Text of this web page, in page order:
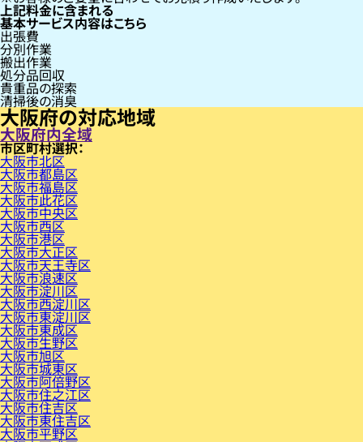
上記料金に含まれる
基本サービス内容はこちら
出張費
分別作業
搬出作業
処分品回収
貴重品の探索
清掃後の消臭
大阪府の対応地域
大阪府内全域
市区町村
大阪市北区
大阪市都島区
大阪市福島区
大阪市此花区
大阪市中央区
大阪市西区
大阪市港区
大阪市大正区
大阪市天王寺区
大阪市浪速区
大阪市淀川区
大阪市西淀川区
大阪市東淀川区
大阪市東成区
大阪市生野区
大阪市旭区
大阪市城東区
大阪市阿倍野区
大阪市住之江区
大阪市住吉区
大阪市東住吉区
大阪市平野区